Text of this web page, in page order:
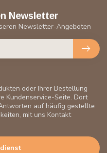
oder Ihrer Bestellung
Kundenservice-Seite. Dort
auf häufig gestellte
mit uns Kontakt
Newsletter
Newsletter-Angeboten